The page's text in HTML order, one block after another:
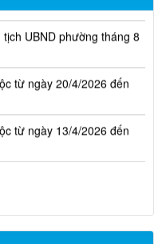
UBND phường tháng 8
từ ngày 20/4/2026 đến
từ ngày 13/4/2026 đến
năm 2026.